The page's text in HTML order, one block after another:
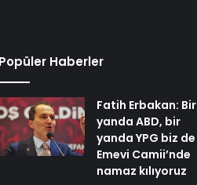
Popüler Haberler
Fatih Erbakan: Bir
yanda ABD, bir
yanda YPG biz de
Emevi Camii’nde
namaz kılıyoruz